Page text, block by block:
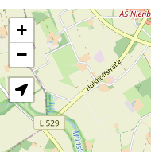
+
−